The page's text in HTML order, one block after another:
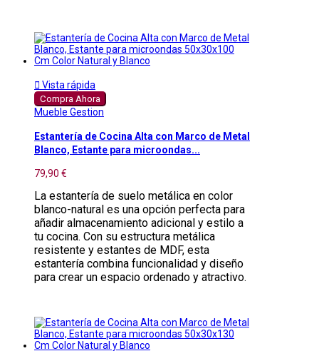
 Vista rápida
Compra Ahora
Mueble Gestion
Estantería de Cocina Alta con Marco de Metal
Blanco, Estante para microondas...
79,90 €
La estantería de suelo metálica en color
blanco-natural es una opción perfecta para
añadir almacenamiento adicional y estilo a
tu cocina. Con su estructura metálica
resistente y estantes de MDF, esta
estantería combina funcionalidad y diseño
para crear un espacio ordenado y atractivo.